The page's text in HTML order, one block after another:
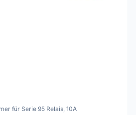
für Serie 95 Relais, 10A